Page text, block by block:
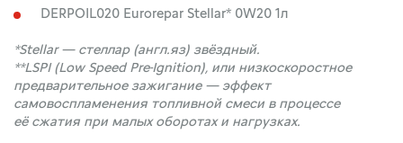
DERPOIL020 Eurorepar Stellar* 0W20 1л
*Stellar — стеллар (англ.яз) звёздный.
**LSPI (Low Speed Pre-Ignition), или низкоскоростное
предварительное зажигание — эффект
самовоспламенения топливной смеси в процессе
её сжатия при малых оборотах и нагрузках.